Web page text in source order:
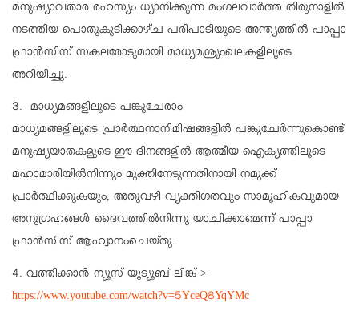
മനുഷ്യാവതാര രഹസ്യം ധ്യാനിക്കുന്ന മംഗലവാര്‍ത്ത തിരുനാളില്‍
നടത്തിയ പൊതുകൂടിക്കാഴ്ച പരിപാടിയുടെ അന്ത്യത്തില്‍ പാപ്പാ
ഫ്രാന്‍സിസ് സകലരോടുമായി മാധ്യമശ്രൃംഖലകളിലൂടെ
അറിയിച്ചു.
3. മാധ്യമങ്ങളിലൂടെ പങ്കുചേരാം
മാധ്യമങ്ങളിലൂടെ പ്രാര്‍ത്ഥനാനിമിഷങ്ങളില്‍ പങ്കുചേര്‍ന്നുകൊണ്ട്
മനുഷ്യയാതകളുടെ ഈ ദിനങ്ങളില്‍ ആത്മീയ ഐക്യത്തിലൂടെ
മഹാമാരിയില്‍നിന്നും മുക്തിനേടുന്നതിനായി നമുക്ക്
പ്രാര്‍ത്ഥിക്കുകയും, അതുവഴി വ്യക്തിഗതവും സാമൂഹികവുമായ
അനുഗ്രഹങ്ങള്‍ ദൈവത്തില്‍നിന്നു യാചിക്കാമെന്ന് പാപ്പാ
ഫ്രാന്‍സിസ് ആഹ്വാനംചെയ്തു.
4. വത്തിക്കാന്‍ ന്യൂസ് യൂട്യൂബ് ലിങ്ക് >
https://www.youtube.com/watch?v=5YceQ8YqYMc